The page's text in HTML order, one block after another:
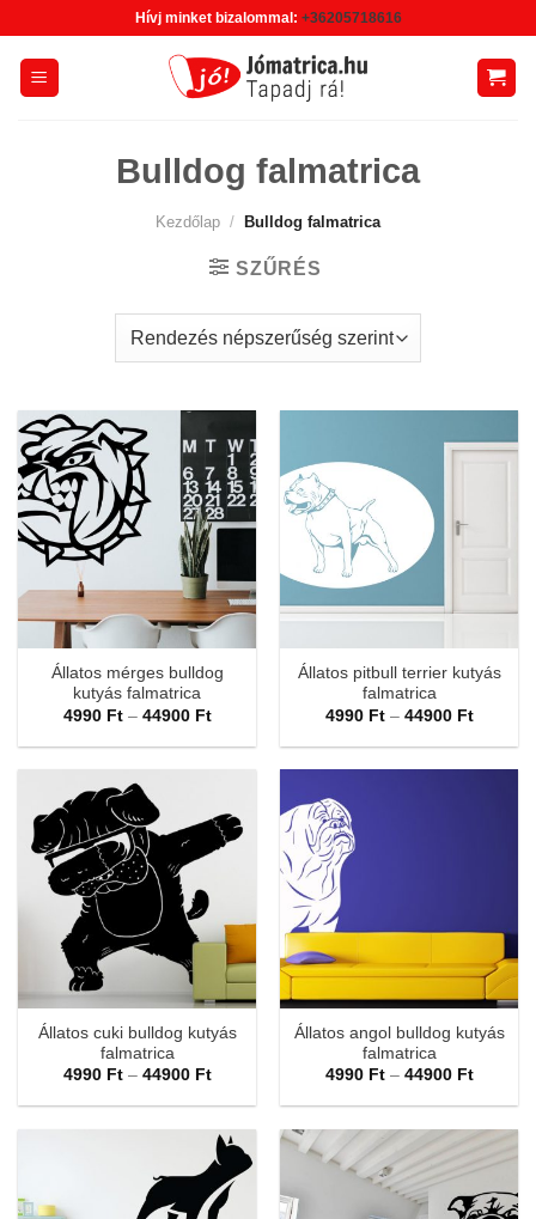
content
Hívj minket bizalommal: +36205718616
Bulldog falmatrica
Kezdőlap / Bulldog falmatrica
SZŰRÉS
Állatos mérges bulldog
kutyás falmatrica
4990 Ft – 44900 FtÁrtartomány:
-
Állatos pitbull terrier kutyás
falmatrica
4990 Ft – 44900 Ft
-
Állatos cuki bulldog kutyás
falmatrica
4990 Ft – 44900 FtÁrtartomány:
-
Állatos angol bulldog kutyás
falmatrica
4990 Ft – 44900 Ft
-